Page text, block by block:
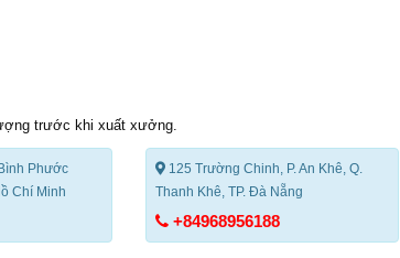
trước khi xuất xưởng.
Phước
Chí Minh
125 Trường Chinh, P. An Khê, Q.
Thanh Khê, TP. Đà Nẵng
+84968956188